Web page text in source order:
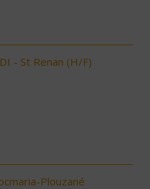
- St Renan (H/F)
Plouzané